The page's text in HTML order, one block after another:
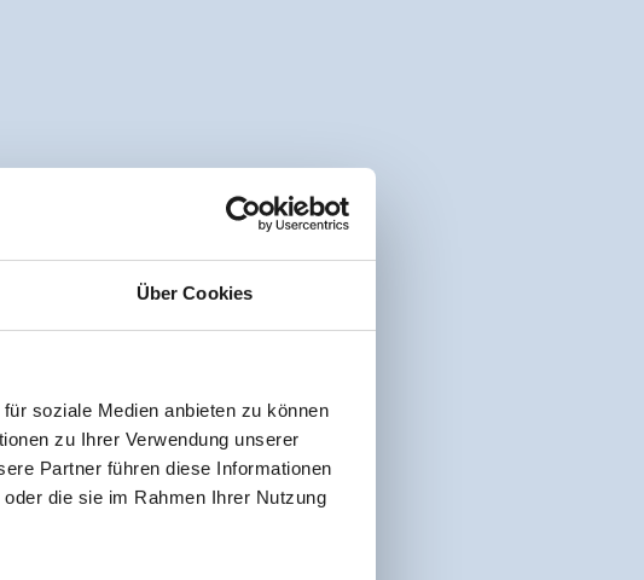
Über Cookies
soziale Medien anbieten zu können
zu Ihrer Verwendung unserer
Partner führen diese Informationen
die sie im Rahmen Ihrer Nutzung